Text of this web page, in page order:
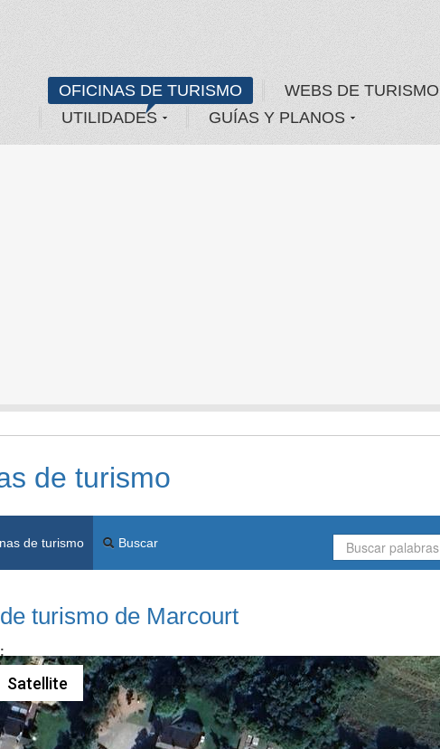
OFICINAS DE TURISMO WEBS DE TURISMO
UTILIDADES
GUÍAS Y PLANOS
de turismo
de turismo Buscar
turismo de Marcourt
Satellite